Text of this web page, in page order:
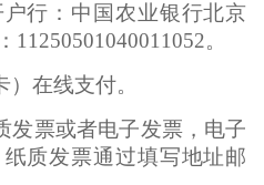
行：中国农业银行北京
。
在线支付。
发票或者电子发票，电子
质发票通过填写地址邮